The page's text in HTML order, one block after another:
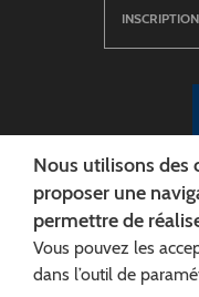
CONSEIL
Nous utilisons des
proposer une
permettre de
Vous pouvez les
dans l’outil de